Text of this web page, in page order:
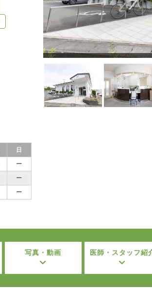
日
ー
ー
ー
写真・動画 医師・スタッフ紹